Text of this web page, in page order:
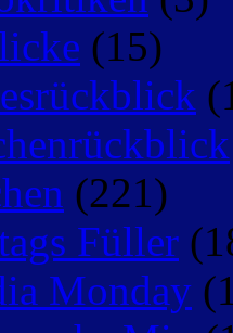
(15)
(221)
Füller
Monday